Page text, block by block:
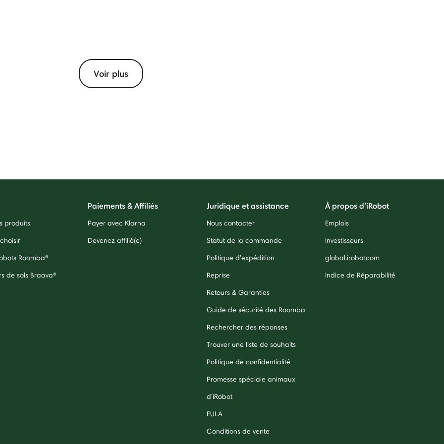
Voir plus
produits
Roomba®
de sols Braava®
Paiements & Affiliés
Payer avec Klarna
Devenez affilié(e)
Juridique et assistance
Nous contacter
Statut de la commande
Politique d'expédition
Reprise
Retours & Garanties
Guide de sécurité des Roomba
Rechercher des réponses
Trouver une liste de souhaits
Politique de confidentialité
Promesse spéciale animaux
d’iRobot
EULA
Conditions de vente
À propos d’iRobot
Emplois
Investisseurs
global.irobot.com
Indice de Réparabilité